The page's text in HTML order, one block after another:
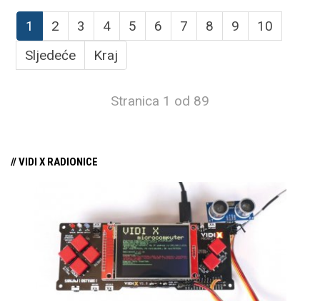
1 2 3 4 5 6 7 8 9
10
Sljedeće
Kraj
Stranica 1 od 89
// VIDI X RADIONICE